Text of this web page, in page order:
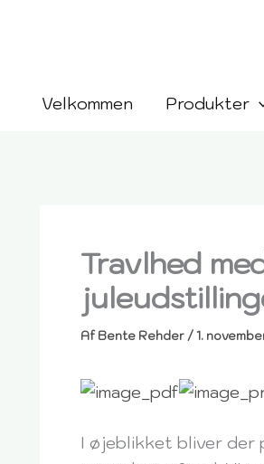
Velkommen
Produkter
Travlhed
AfBente Rehder/1.
I øjeblikket bliver der